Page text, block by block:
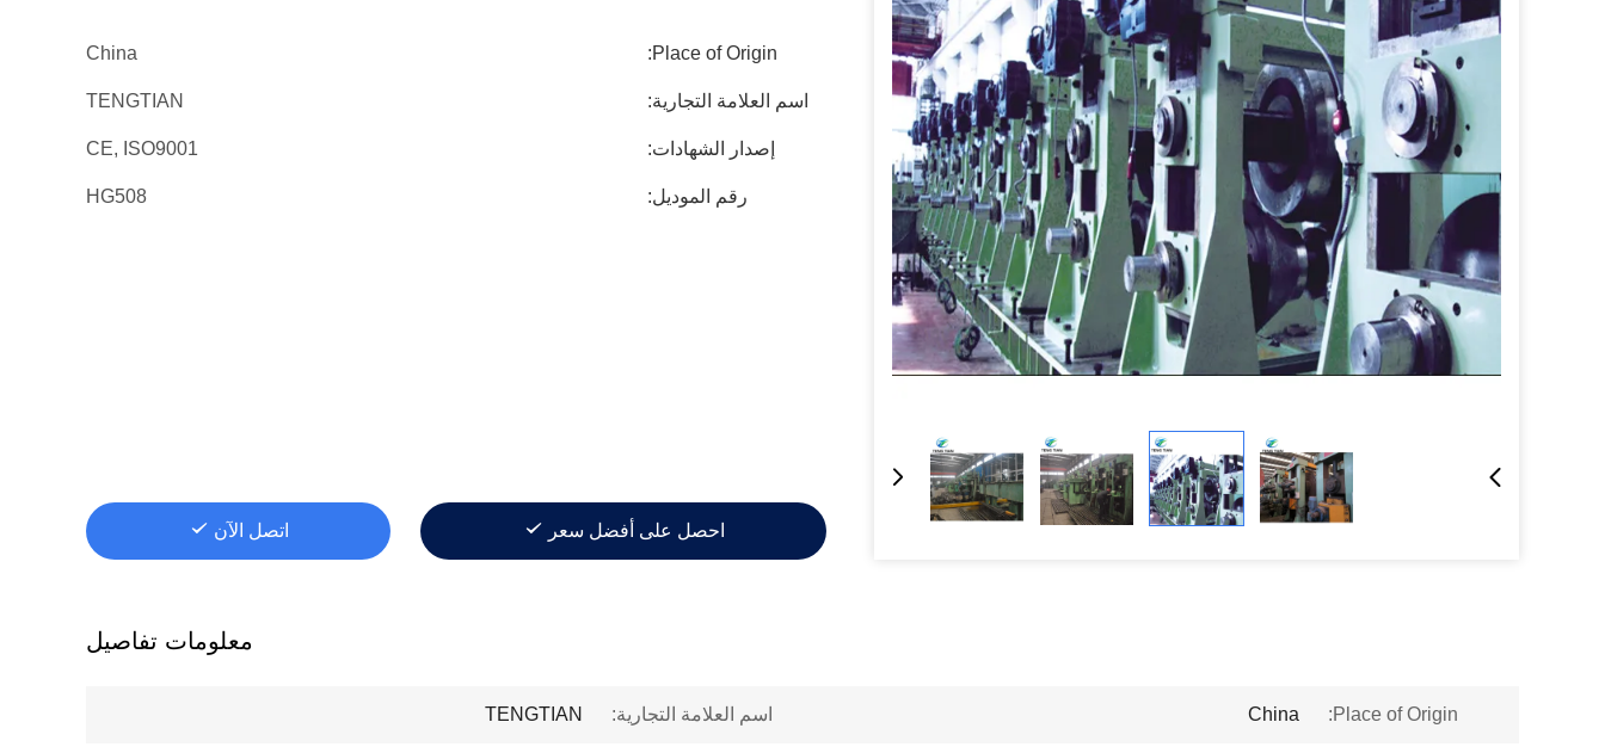
Place of Origin:
China
اسم العلامة التجارية: TENGTIAN
إصدار الشهادات: CE, ISO9001
رقم الموديل: HG508
احصل على أفضل سعر اتصل الآن
معلومات تفاصيل
Place of Origin:
China اسم العلامة التجارية: TENGTIAN